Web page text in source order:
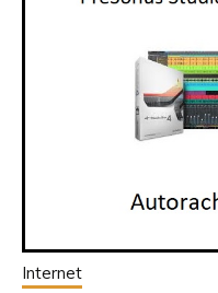
Internet